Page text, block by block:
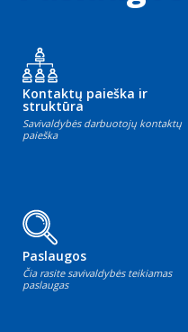
Kontaktų paieška ir
struktūra
Savivaldybės darbuotojų kontaktų
paieška
Paslaugos
Čia rasite savivaldybės teikiamas
paslaugas